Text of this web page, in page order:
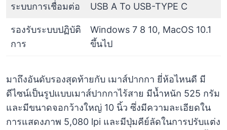
ระบบการเชื่อมต่อ USB A To USB-TYPE C
รองรับระบบปฏิบัติ
การ
Windows 7 8 10, MacOS 10.1
ขึ้นไป
มาถึงอันดับรองสุดท้ายกับ เมาส์ปากกา ยี่ห้อไหนดี มี
ดีไซน์เป็นรูปแบบเมาส์ปากกาไร้สาย มีน้ำหนัก 525 กรัม
และมีขนาดจอกว้างใหญ่ 10 นิ้ว ซึ่งมีความละเอียดใน
การแสดงภาพ 5,080 lpi และมีปุ่มคีย์ลัดในการปรับแต่ง